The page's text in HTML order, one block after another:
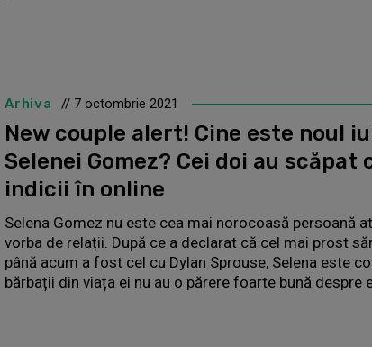
Arhiva // 7 octombrie 2021
New couple alert! Cine este noul
Selenei Gomez? Cei doi au scăpat
indicii în online
Selena Gomez nu este cea mai norocoasă persoană
vorba de relații. După ce a declarat că cel mai prost
până acum a fost cel cu Dylan Sprouse, Selena este
bărbații din viața ei nu au o părere foarte bună despre